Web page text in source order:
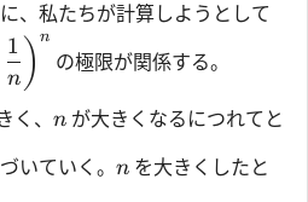
、私たちが計算しようとして
n
1 ) n
の極限が関係する。
く、n が大きくなるにつれてと
いていく。 n を大きくしたと